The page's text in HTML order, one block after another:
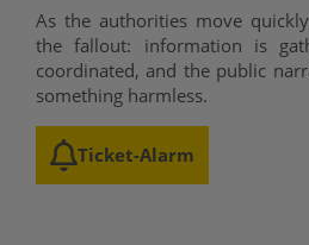
As the authorities move
the fallout: information is
coordinated, and the public
something harmless.
Ticket-Alarm